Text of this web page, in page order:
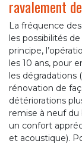
ravalement
La fréquence
les possibilités
principe,
les 10 ans, pour
les dégradations
rénovation de
détériorations
remise à neuf
un confort
et acoustique).